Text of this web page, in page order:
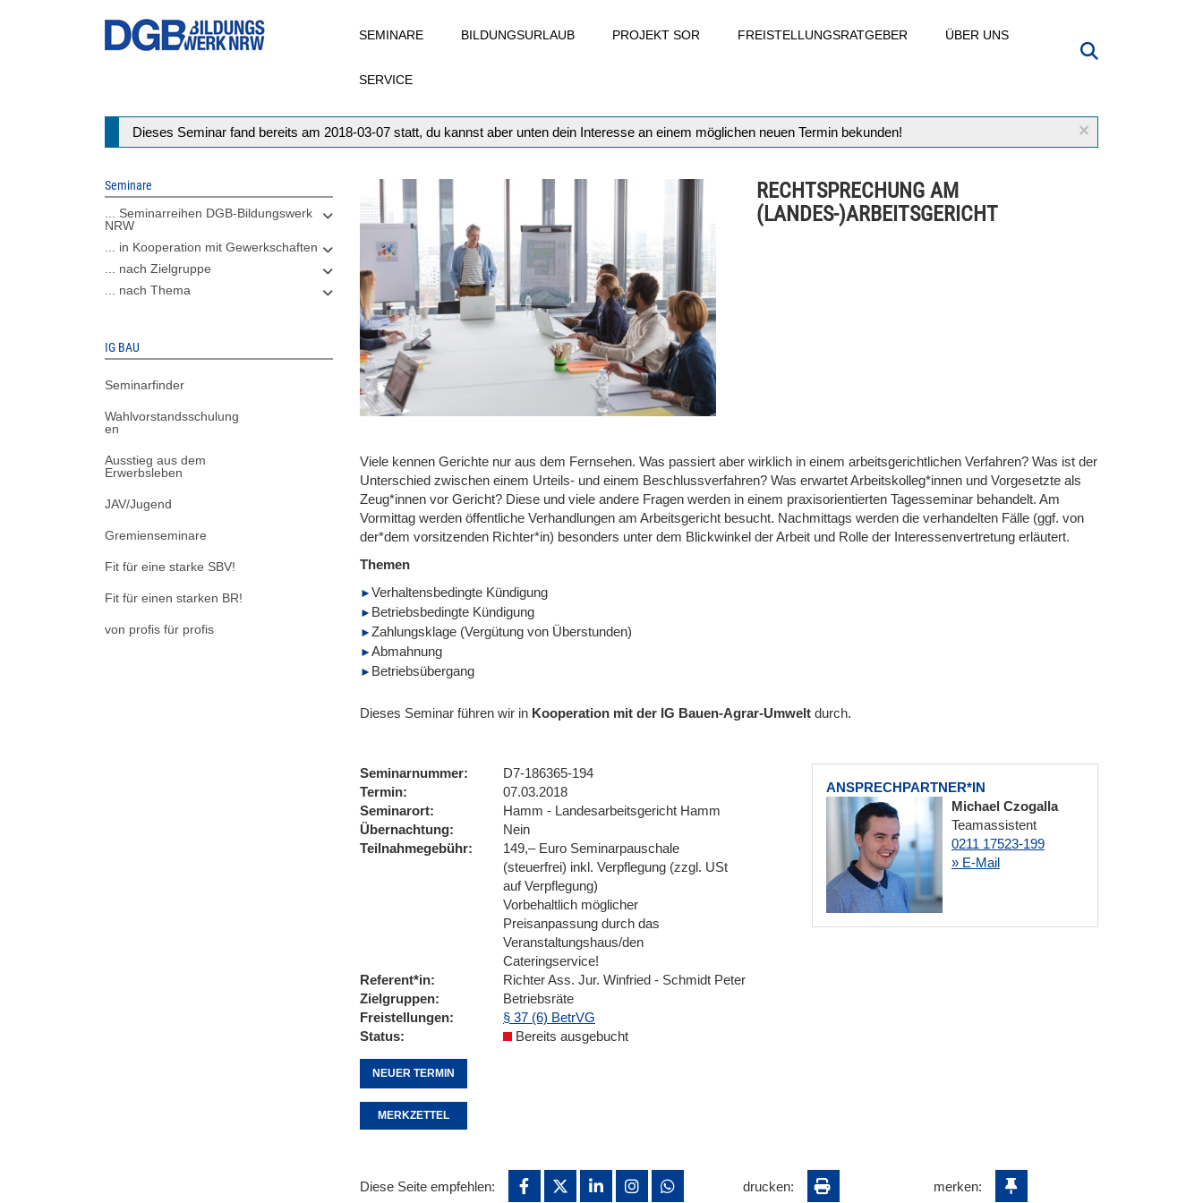
SEMINARE BILDUNGSURLAUB PROJEKT SOR FREISTELLUNGSRATGEBER ÜBER UNS
SERVICE
×
Statusmeldung
Dieses Seminar fand bereits am 2018-03-07 statt, du kannst aber unten dein Interesse an einem möglichen neuen Termin bekunden!
Seminare
... Seminarreihen DGB-Bildungswerk
NRW
... in Kooperation mit Gewerkschaften
... nach Zielgruppe
... nach Thema
IG BAU
Seminarfinder
Wahlvorstandsschulung
en
Ausstieg aus dem
Erwerbsleben
JAV/Jugend
Gremienseminare
Fit für eine starke SBV!
Fit für einen starken BR!
von profis für profis
RECHTSPRECHUNG AM
(LANDES-)ARBEITSGERICHT
Viele kennen Gerichte nur aus dem Fernsehen. Was passiert aber wirklich in einem arbeitsgerichtlichen Verfahren? Was ist der
Unterschied zwischen einem Urteils- und einem Beschlussverfahren? Was erwartet Arbeitskolleg*innen und Vorgesetzte als
Zeug*innen vor Gericht? Diese und viele andere Fragen werden in einem praxisorientierten Tagesseminar behandelt. Am
Vormittag werden öffentliche Verhandlungen am Arbeitsgericht besucht. Nachmittags werden die verhandelten Fälle (ggf. von
der*dem vorsitzenden Richter*in) besonders unter dem Blickwinkel der Arbeit und Rolle der Interessenvertretung erläutert.
Themen
Verhaltensbedingte Kündigung
Betriebsbedingte Kündigung
Zahlungsklage (Vergütung von Überstunden)
Abmahnung
Betriebsübergang
Dieses Seminar führen wir in Kooperation mit der IG Bauen-Agrar-Umwelt durch.
ANSPRECHPARTNER*IN
Michael Czogalla
Teamassistent
0211 17523-199
» E-Mail
Seminarnummer
D7-186365-194
Termin
07.03.2018
Seminarort
Hamm - Landesarbeitsgericht Hamm
Übernachtung
Nein
Teilnahmegebühr
149,– Euro Seminarpauschale
(steuerfrei) inkl. Verpflegung (zzgl. USt
auf Verpflegung)
Vorbehaltlich möglicher
Preisanpassung durch das
Veranstaltungshaus/den
Cateringservice!
Referent*in
Richter Ass. Jur. Winfried - Schmidt Peter
Zielgruppen
Betriebsräte
Freistellungen
§ 37 (6) BetrVG
Status
Bereits ausgebucht
NEUER TERMIN
MERKZETTEL
Diese Seite empfehlen: drucken: merken: